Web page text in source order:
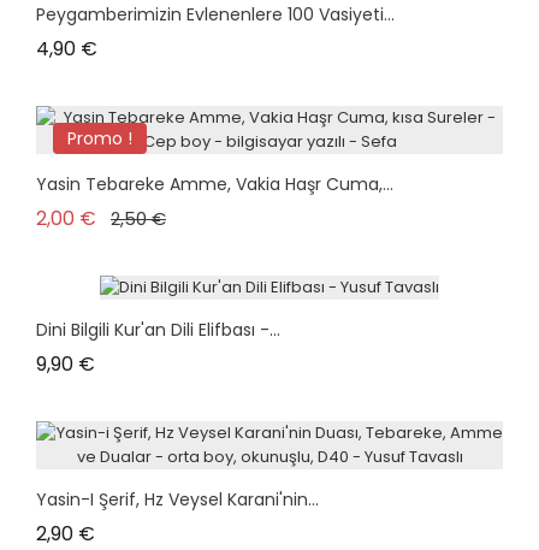
Peygamberimizin Evlenenlere 100 Vasiyeti...
4,90 €
Promo !
Yasin Tebareke Amme, Vakia Haşr Cuma,...
2,00 € Prix de base
2,50 €Prix
Dini Bilgili Kur'an Dili Elifbası -...
9,90 €
Yasin-I Şerif, Hz Veysel Karani'nin...
2,90 €